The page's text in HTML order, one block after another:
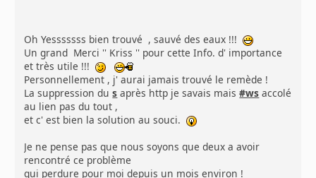
Oh Yesssssss bien trouvé , sauvé des eaux !!!
Un grand Merci '' Kriss '' pour cette Info. d' importance
et très utile !!!
Personnellement , j' aurai jamais trouvé le remède !
La suppression dus après http je savais mais#ws accolé
au lien pas du tout ,
et c' est bien la solution au souci.
Je ne pense pas que nous soyons que deux a avoir
rencontré ce problème
qui perdure pour moi depuis un mois environ !